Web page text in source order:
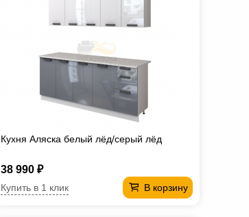
Кухня Аляска белый лёд/серый лёд
38 990 ₽
В корзину
Купить в 1 клик